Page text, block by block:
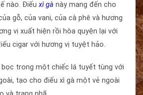
nào. Điếuxì gà này mang đến cho
gỗ, của vani, của cà phê và hương
vị xuất hiện rồi hòa quyện lại với
cigar với hương vị tuyệt hảo.
bọc trong một chiếc lá tuyết tùng với
tạo cho điếu xì gà một vẻ ngoài